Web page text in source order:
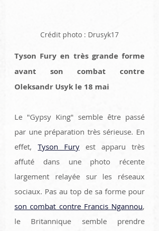
Crédit photo : Drusyk17
Tyson Fury en très grande forme
avant son combat contre
Oleksandr Usyk le 18 mai
Le "Gypsy King" semble être passé
par une préparation très sérieuse. En
effet, Tyson Fury est apparu très
affuté dans une photo récente
largement relayée sur les réseaux
son combat contre Francis Ngannou,